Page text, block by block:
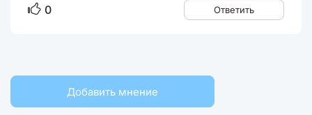
0 Ответить
Добавить мнение